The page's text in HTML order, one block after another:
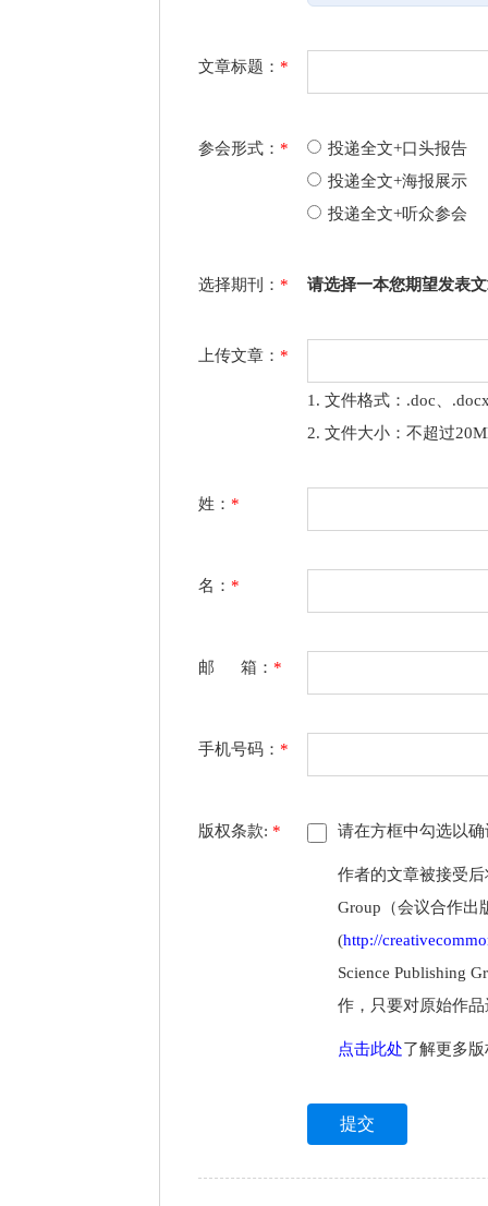
文章标题： *
参会形式： *
投递全文+口头报告
投递全文+海报展示
投递全文+听众参会
选择期刊： * 请选择一本您期望发表
上传文章： *
1. 文件格式：.doc、
2. 文件大小：不超过
姓： *
名： *
邮 箱： *
手机号码： *
版权条款: * 请在方框中勾选以
作者的文章被接受后
Group（会议合作出
(http://
Science Publishing
作，只要对原始作
点击此处了解更多